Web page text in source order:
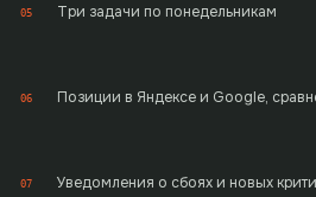
05 Три задачи по понедельникам
06 Позиции в Яндексе и Google,
07 Уведомления о сбоях и новых